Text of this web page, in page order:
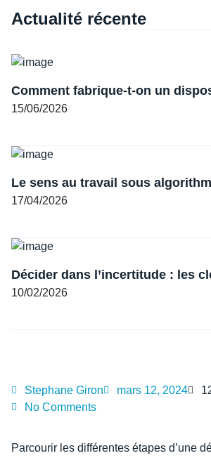
Stephane Giron mars 12, 2024
No Comments
Parcourir les différentes étapes d’une
Actualité récente
Comment fabrique-t-on un
15/06/2026
Le sens au travail sous
17/04/2026
Décider dans l’incertitude : les
10/02/2026